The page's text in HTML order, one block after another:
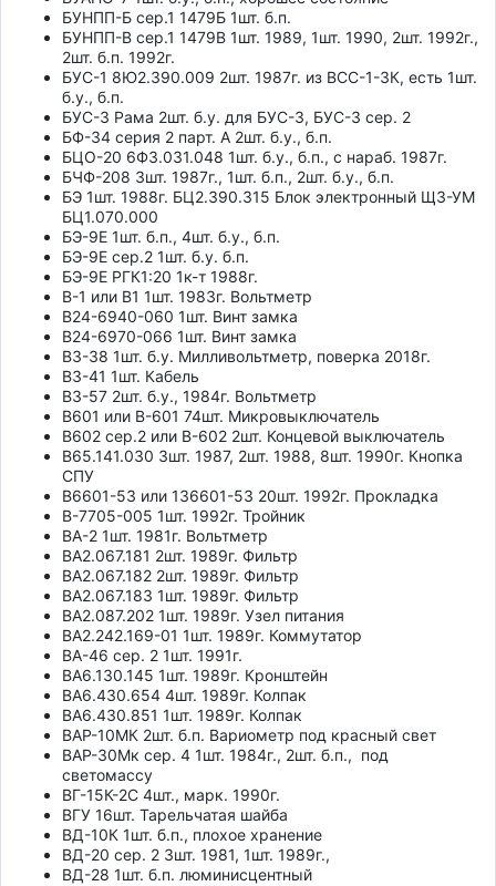
БУНПП-Б сер.1 1479Б 1шт. б.п.
БУНПП-В сер.1 1479В 1шт. 1989, 1шт. 1990, 2шт. 1992г.,
2шт. б.п. 1992г.
БУС-1 8Ю2.390.009 2шт. 1987г. из ВСС-1-3К, есть 1шт.
б.у., б.п.
БУС-3 Рама 2шт. б.у. для БУС-3, БУС-3 сер. 2
БФ-34 серия 2 парт. А 2шт. б.у., б.п.
БЦО-20 6Ф3.031.048 1шт. б.у., б.п., с нараб. 1987г.
БЧФ-208 3шт. 1987г., 1шт. б.п., 2шт. б.у., б.п.
БЭ 1шт. 1988г. БЦ2.390.315 Блок электронный Щ3-УМ
БЦ1.070.000
БЭ-9Е 1шт. б.п., 4шт. б.у., б.п.
БЭ-9Е сер.2 1шт. б.у. б.п.
БЭ-9Е РГК1:20 1к-т 1988г.
В-1 или В1 1шт. 1983г. Вольтметр
В24-6940-060 1шт. Винт замка
В24-6970-066 1шт. Винт замка
В3-38 1шт. б.у. Милливольтметр, поверка 2018г.
В3-41 1шт. Кабель
В3-57 2шт. б.у., 1984г. Вольтметр
В601 или В-601 74шт. Микровыключатель
В602 сер.2 или В-602 2шт. Концевой выключатель
В65.141.030 3шт. 1987, 2шт. 1988, 8шт. 1990г. Кнопка
СПУ
В6601-53 или 136601-53 20шт. 1992г. Прокладка
В-7705-005 1шт. 1992г. Тройник
ВА-2 1шт. 1981г. Вольтметр
ВА2.067.181 2шт. 1989г. Фильтр
ВА2.067.182 2шт. 1989г. Фильтр
ВА2.067.183 1шт. 1989г. Фильтр
ВА2.087.202 1шт. 1989г. Узел питания
ВА2.242.169-01 1шт. 1989г. Коммутатор
ВА-46 сер. 2 1шт. 1991г.
ВА6.130.145 1шт. 1989г. Кронштейн
ВА6.430.654 4шт. 1989г. Колпак
ВА6.430.851 1шт. 1989г. Колпак
ВАР-10МК 2шт. б.п. Вариометр под красный свет
ВАР-30Мк сер. 4 1шт. 1984г., 2шт. б.п., под
светомассу
ВГ-15К-2С 4шт., марк. 1990г.
ВГУ 16шт. Тарельчатая шайба
ВД-10К 1шт. б.п., плохое хранение
ВД-20 сер. 2 3шт. 1981, 1шт. 1989г.,
ВД-28 1шт. б.п. люминисцентный